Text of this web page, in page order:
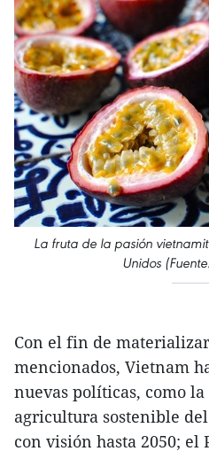
La fruta de la pasión
Unidos
Con el fin de
mencionados, Vietnam
nuevas políticas, como la
agricultura sostenible
con visión hasta 2050; el